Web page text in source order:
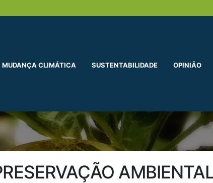
MUDANÇA CLIMÁTICA SUSTENTABILIDADE OPINIÃO